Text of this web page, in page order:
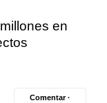
en
Comentar ·